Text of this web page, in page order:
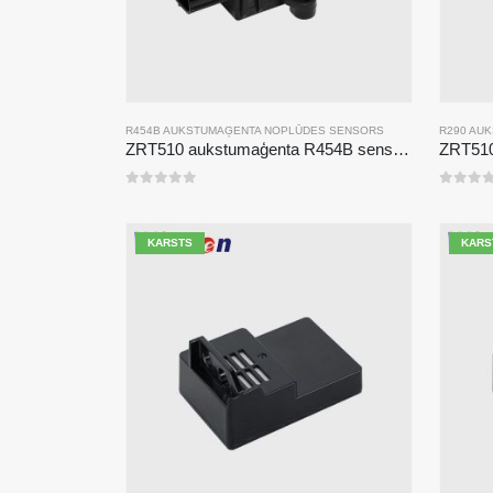
R454B AUKSTUMAĢENTA NOPLŪDES SENSORS
ZRT510 aukstumaģenta R454B sensora modulis-augstas veiktspējas NDIR aukstumaģenta sensors
R290
KARSTS